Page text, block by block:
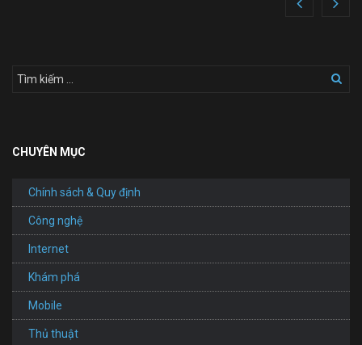
CHUYÊN MỤC
Chính sách & Quy định
Công nghệ
Internet
Khám phá
Mobile
Thủ thuật